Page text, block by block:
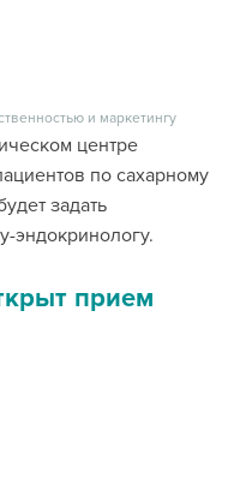
и маркетингу
центре
по сахарному
задать
эндокринологу.
прием